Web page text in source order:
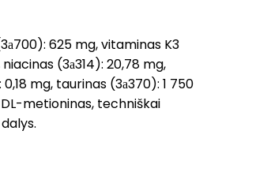
625 mg, vitaminas K3
(3а314): 20,78 mg,
mg, taurinas (3а370): 1 750
DL-metioninas, techniškai